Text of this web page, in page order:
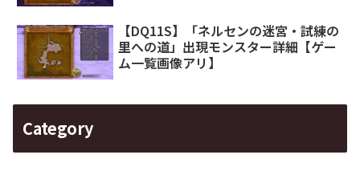
【DQ11S】「ネルセンの迷宮・試練の
里への道」出現モンスター詳細【ゲー
ム一覧画像アリ】
Category